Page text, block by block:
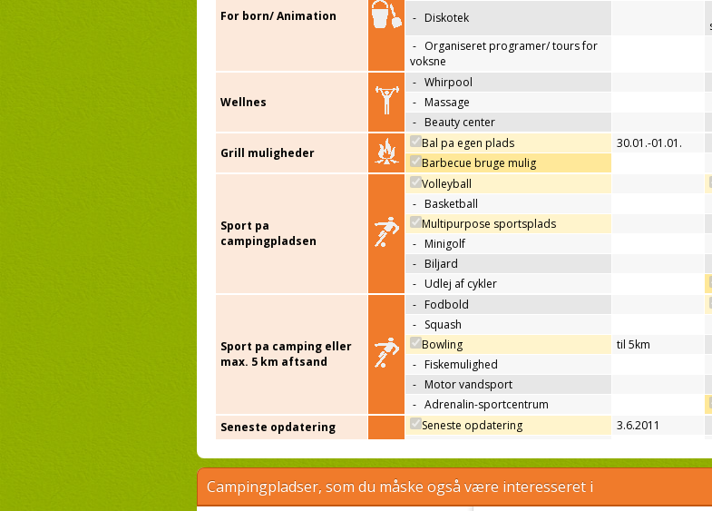
For born/ Animation
- Diskotek
- Organiseret programer/ tours for
voksne
Wellnes
- Whirpool
- Massage
- Beauty center
Grill muligheder
Bal pa egen plads 30.01.-01.01.
Barbecue bruge mulig
Sport pa
campingpladsen
Volleyball
- Basketball
Multipurpose sportsplads
- Minigolf
- Biljard
- Udlej af cykler
Sport pa camping eller
max. 5 km aftsand
- Fodbold
- Squash
Bowling
til 5km
- Fiskemulighed
- Motor vandsport
- Adrenalin-sportcentrum
Seneste opdatering
Seneste opdatering 3.6.2011
Campingpladser, som du måske også være interesseret i